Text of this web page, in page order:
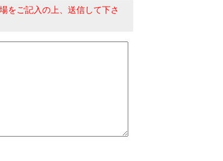
をご記入の上、送信して下さ